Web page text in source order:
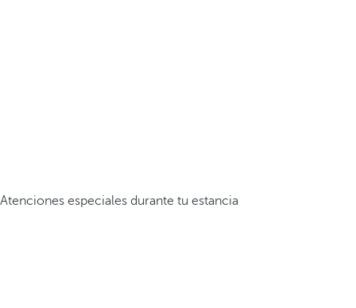
Atenciones especiales durante tu estancia